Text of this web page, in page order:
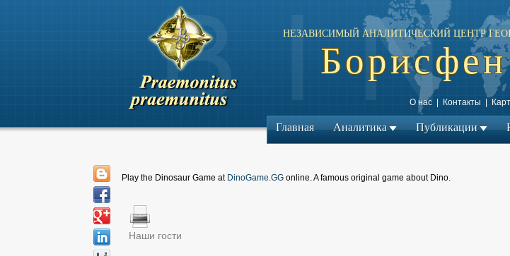
НЕЗАВИСИМЫЙ АНАЛИТИЧЕСКИЙ ЦЕНТР
О нас Контакты
Главная Аналитика Публикации
Play the Dinosaur Game at DinoGame.GG online. A famous original game about Dino.
Наши гости